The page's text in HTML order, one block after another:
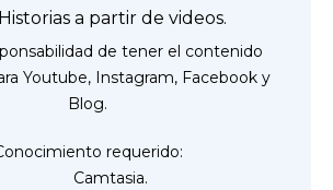
Historias a partir de videos.
de tener el contenido
Youtube, Instagram, Facebook y
Blog.
requerido:
Camtasia.